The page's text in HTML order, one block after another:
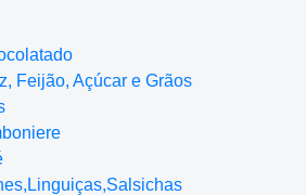
Feijão, Açúcar e Grãos